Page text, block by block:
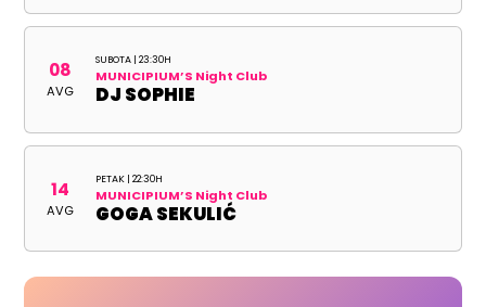
08
AVG
SUBOTA | 23:30H
MUNICIPIUM’S Night Club
DJ SOPHIE
14
AVG
PETAK | 22:30H
MUNICIPIUM’S Night Club
GOGA SEKULIĆ